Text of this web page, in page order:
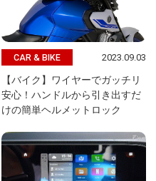
CAR & BIKE 2023.09.03
【バイク】ワイヤーでガッチリ
安心！ハンドルから引き出すだ
けの簡単ヘルメットロック